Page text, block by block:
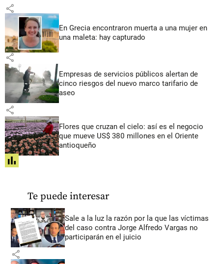
share
En Grecia encontraron muerta a una mujer en
una maleta: hay capturado
share
Empresas de servicios públicos alertan de
cinco riesgos del nuevo marco tarifario de
aseo
share
Flores que cruzan el cielo: así es el negocio
que mueve US$ 380 millones en el Oriente
antioqueño
share
Te puede interesar
Sale a la luz la razón por la que las víctimas
del caso contra Jorge Alfredo Vargas no
participarán en el juicio
share